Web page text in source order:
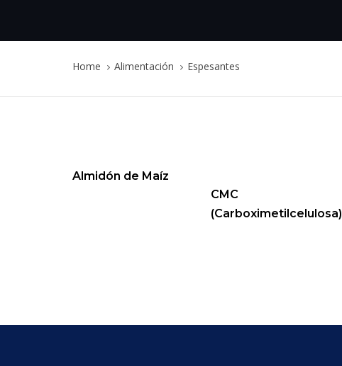
Home Alimentación Espesantes
Almidón de Maíz
CMC
(Carboximetilcelulosa)